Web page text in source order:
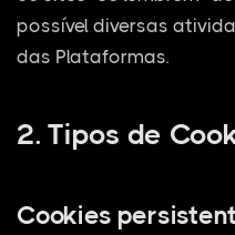
possível diversas
das Plataformas.
2. Tipos de
Cookies